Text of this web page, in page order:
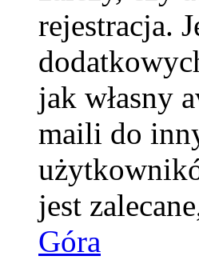
rejestracja.
jak własny
maili do
jest
Góra